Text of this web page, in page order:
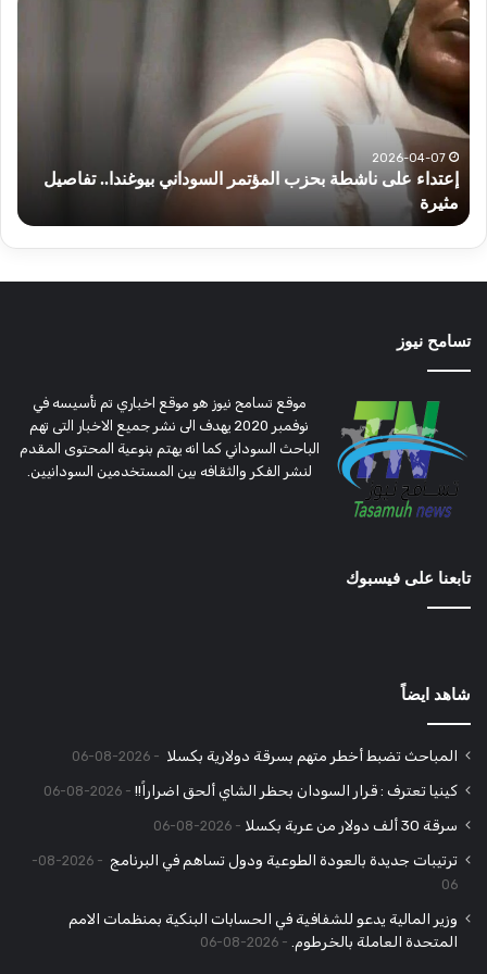
على
ناشطة
بحزب
المؤتمر
السوداني
بيوغندا..
تفاصيل
مثيرة
2026-04-07
إعتداء على ناشطة بحزب المؤتمر السوداني بيوغندا.. تفاصيل
مثيرة
تسامح نيوز
موقع تسامح نيوز هو موقع اخباري تم تأسيسه في
نوفمبر 2020 يهدف الى نشر جميع الاخبار التى تهم
الباحث السوداني كما انه يهتم بنوعية المحتوى المقدم
لنشر الفكر والثقافه بين المستخدمين السودانيين.
تابعنا على فيسبوك
شاهد ايضاً
المباحث تضبط أخطر متهم بسرقة دولارية بكسلا 2026-08-06
كينيا تعترف : قرار السودان بحظر الشاي ألحق اضراراً!! 2026-08-06
سرقة 30 ألف دولار من عربة بكسلا 2026-08-06
ترتيبات جديدة بالعودة الطوعية ودول تساهم في البرنامج
2026-08-
06
وزير المالية يدعو للشفافية في الحسابات البنكية بمنظمات الامم
المتحدة العاملة بالخرطوم.
2026-08-06